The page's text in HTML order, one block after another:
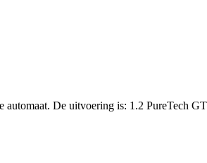
automaat. De uitvoering is: 1.2